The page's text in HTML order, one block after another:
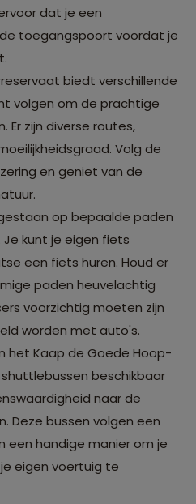
dat je een
toegangspoort voordat je
biedt verschillende
volgen om de prachtige
Er zijn diverse routes,
Volg de
en geniet van de
op bepaalde paden
kunt je eigen fiets
een fiets huren. Houd er
paden heuvelachtig
voorzichtig moeten zijn
worden met auto's.
het Kaap de Goede Hoop-
beschikbaar
naar de
Deze bussen volgen een
een handige manier om je
eigen voertuig te